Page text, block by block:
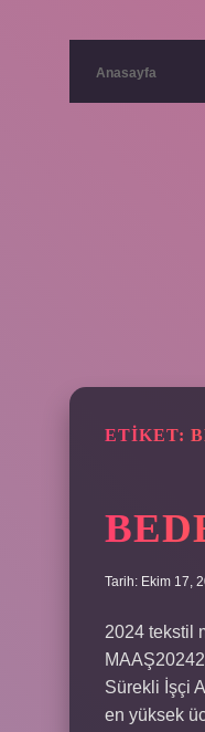
Anasayfa
ETIKET:
Tarih: Ekim 17,
2024 tekstil
Sürekli İşçi
en yüksek